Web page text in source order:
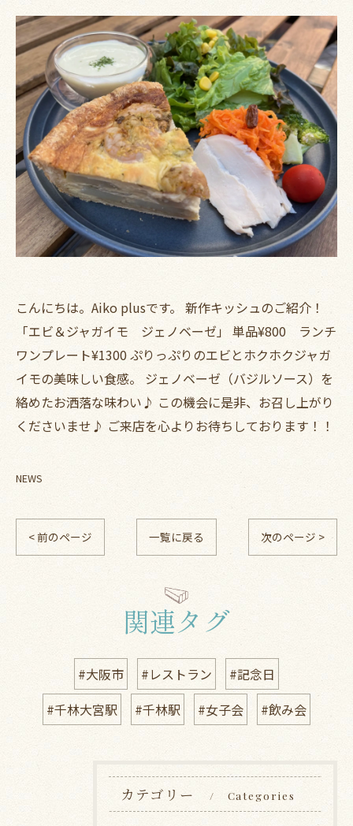
こんにちは。Aiko plusです。 新作キッシュのご紹介！
「エビ＆ジャガイモ ジェノベーゼ」 単品¥800 ランチ
ワンプレート¥1300 ぷりっぷりのエビとホクホクジャガ
イモの美味しい食感。 ジェノベーゼ（バジルソース）を
絡めたお洒落な味わい♪ この機会に是非、お召し上がり
くださいませ♪ ご来店を心よりお待ちしております！！
NEWS
< 前のページ 一覧に戻る 次のページ >
関連タグ
#大阪市 #レストラン
#記念日
#千林大宮駅
#千林駅 #女子会 #飲み会
カテゴリー Categories